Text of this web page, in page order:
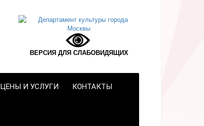
ВЕРСИЯ ДЛЯ СЛАБОВИДЯЩИХ
ЦЕНЫ И УСЛУГИ КОНТАКТЫ